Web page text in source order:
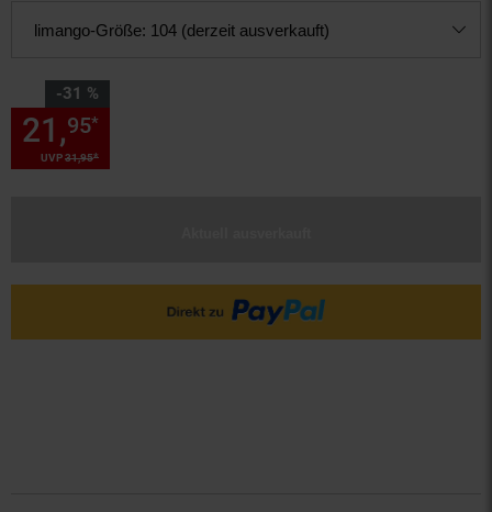
limango-Größe: 104 (derzeit ausverkauft)
-31 %
Sie Sparen 31 Prozent,
UVP31,95*
21,95*